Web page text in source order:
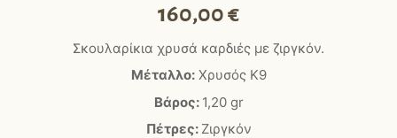
160,00€
Σκουλαρίκια χρυσά καρδιές με ζιργκόν.
Μέταλλο:Χρυσός Κ9
Βάρος: 1,20gr
Πέτρες: Ζιργκόν